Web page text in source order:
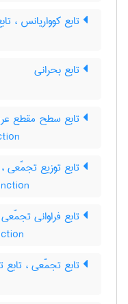
تابع کوواریانس ،
تابع بحرانی
تابع سطح مقطع
تابع توزیع تجمّعی
تابع فراوانی
تابع تجمّعی ،